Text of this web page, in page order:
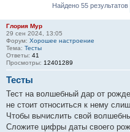
Найдено 55 результатов
Глория Мур
29 сен 2024, 13:05
Форум: Хорошее настроение
Тема: Тесты
Ответы: 41
Просмотры: 12401289
Тесты
Тест на волшебный дар от
не стоит относиться к нему
Чтобы вычислить свой
Сложите цифры даты своего